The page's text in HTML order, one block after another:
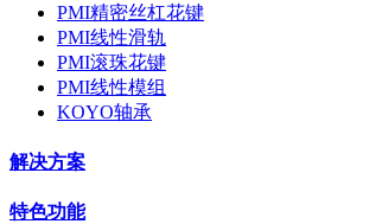
PMI精密丝杠花键
PMI线性滑轨
PMI滚珠花键
PMI线性模组
KOYO轴承
解决方案
特色功能